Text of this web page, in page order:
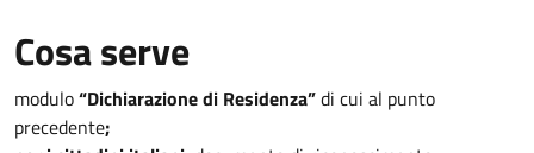
Cosa serve
modulo“Dichiarazione di Residenza”di cui al punto
precedente;